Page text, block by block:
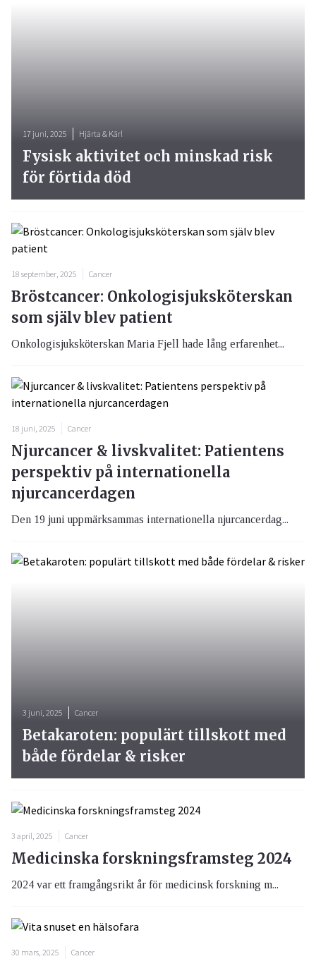
18 september, 2025 Cancer
Bröstcancer: Onkologisjuksköterskan
som själv blev patient
Onkologisjuksköterskan Maria Fjell hade lång erfarenhet...
18 juni, 2025 Cancer
Njurcancer & livskvalitet: Patientens
perspektiv på internationella
njurcancerdagen
Den 19 juni uppmärksammas internationella njurcancerdag...
17 juni, 2025 Hjärta & Kärl
Fysisk aktivitet och minskad risk
för förtida död
3 juni, 2025 Cancer
Betakaroten: populärt tillskott med
både fördelar & risker
3 april, 2025 Cancer
Medicinska forskningsframsteg 2024
2024 var ett framgångsrikt år för medicinsk forskning m...
30 mars, 2025 Cancer